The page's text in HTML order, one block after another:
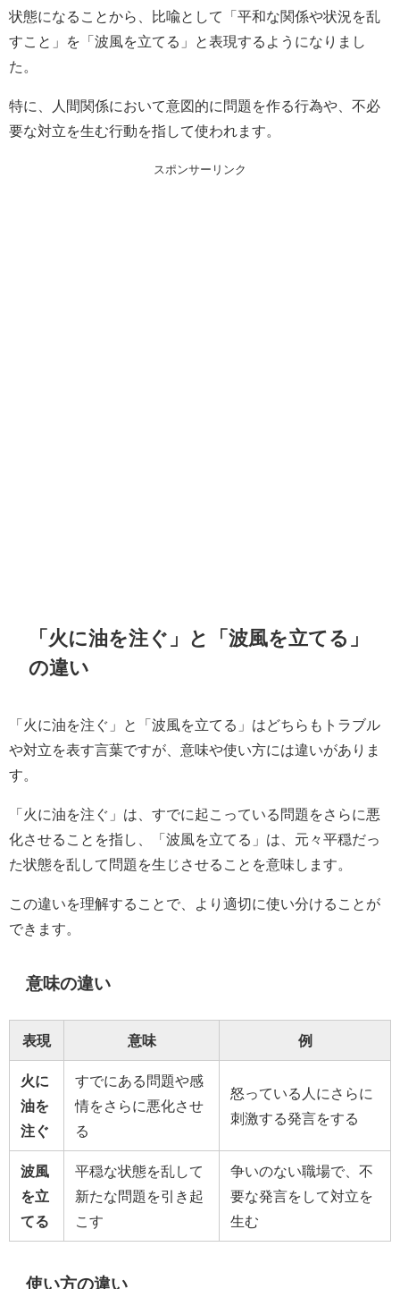
状態になることから、比喩として「平和な関係や状況を乱
すこと」を「波風を立てる」と表現するようになりまし
た。
特に、人間関係において意図的に問題を作る行為や、不必
要な対立を生む行動を指して使われます。
スポンサーリンク
「火に油を注ぐ」と「波風を立てる」
の違い
「火に油を注ぐ」と「波風を立てる」はどちらもトラブル
や対立を表す言葉ですが、意味や使い方には違いがありま
す。
「火に油を注ぐ」は、すでに起こっている問題をさらに悪
化させることを指し、「波風を立てる」は、元々平穏だっ
た状態を乱して問題を生じさせることを意味します。
この違いを理解することで、より適切に使い分けることが
できます。
意味の違い
表現 意味 例
火に
油を
注ぐ
すでにある問題や感
情をさらに悪化させ
る
怒っている人にさらに
刺激する発言をする
波風
を立
てる
平穏な状態を乱して
新たな問題を引き起
こす
争いのない職場で、不
要な発言をして対立を
生む
使い方の違い